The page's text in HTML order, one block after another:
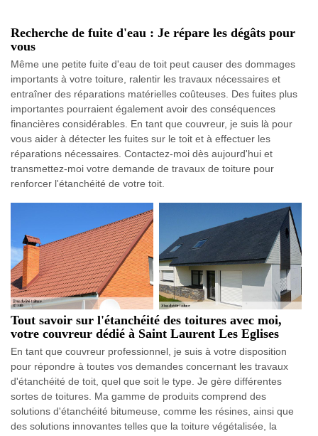
Recherche de fuite d'eau : Je répare les dégâts pour
vous
Même une petite fuite d'eau de toit peut causer des dommages
importants à votre toiture, ralentir les travaux nécessaires et
entraîner des réparations matérielles coûteuses. Des fuites plus
importantes pourraient également avoir des conséquences
financières considérables. En tant que couvreur, je suis là pour
vous aider à détecter les fuites sur le toit et à effectuer les
réparations nécessaires. Contactez-moi dès aujourd'hui et
transmettez-moi votre demande de travaux de toiture pour
renforcer l'étanchéité de votre toit.
Tout savoir sur l'étanchéité des toitures avec moi,
votre couvreur dédié à Saint Laurent Les Eglises
En tant que couvreur professionnel, je suis à votre disposition
pour répondre à toutes vos demandes concernant les travaux
d'étanchéité de toit, quel que soit le type. Je gère différentes
sortes de toitures. Ma gamme de produits comprend des
solutions d'étanchéité bitumeuse, comme les résines, ainsi que
des solutions innovantes telles que la toiture végétalisée, la